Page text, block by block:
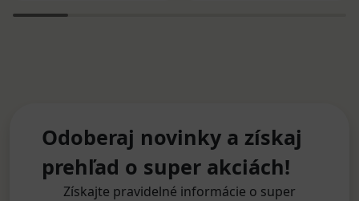
Odoberaj novinky a získaj
prehľad o super akciách!
Získajte pravidelné informácie o super